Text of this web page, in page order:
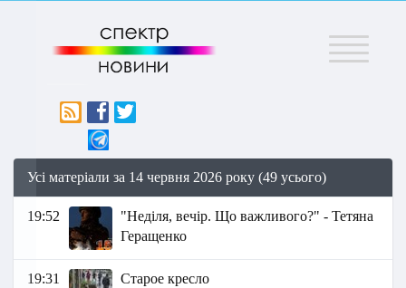
Меню
Усі матеріали за 14 червня 2026 року (49 усього)
19:52
"Неділя, вечір. Що важливого?" - Тетяна
Геращенко
19:31 Старое кресло